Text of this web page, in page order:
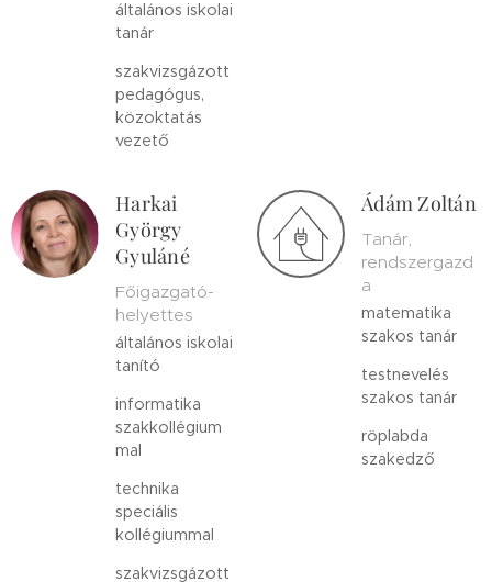
általános iskolai
tanár
szakvizsgázott
pedagógus,
közoktatás
vezető
Harkai
György
Gyuláné
Főigazgató-
helyettes
általános iskolai
tanító
informatika
szakkollégium
mal
technika
speciális
kollégiummal
szakvizsgázott
Ádám Zoltán
Tanár,
rendszergazd
a
matematika
szakos tanár
testnevelés
szakos tanár
röplabda
szakedző